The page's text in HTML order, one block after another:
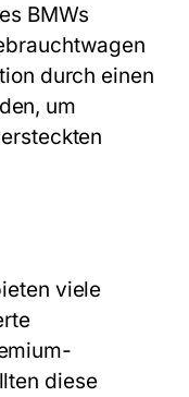
BMWs
durch einen
um
viele
diese